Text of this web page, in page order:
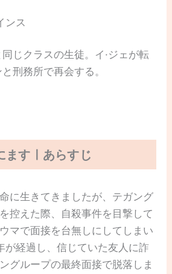
ンス
じクラスの生徒。イ·ジェが転
刑務所で再会する。
ますㅣあらすじ
に生きてきましたが、テガング
控えた際、自殺事件を目撃して
マで面接を台無しにしてしまい
が経過し、信じていた友人に詐
グループの最終面接で脱落しま